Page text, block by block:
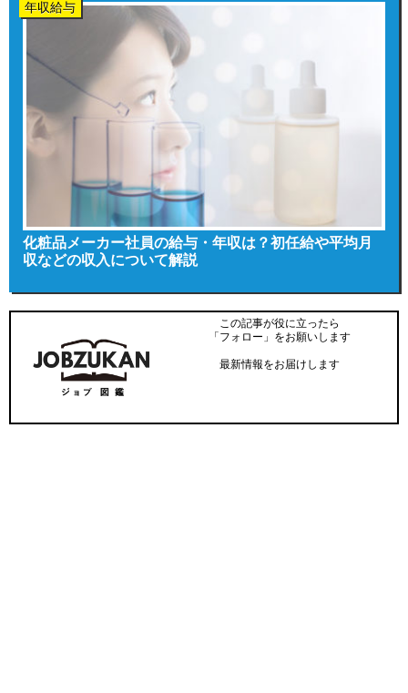
年収給与
化粧品メーカー社員の給与・年収は？初任給や平均月
収などの収入について解説
この記事が役に立ったら
「フォロー」をお願いします
最新情報をお届けします